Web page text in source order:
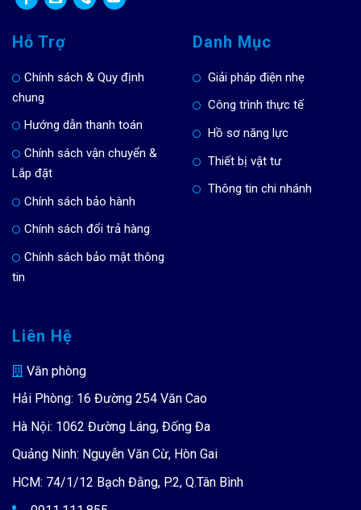
Hỗ Trợ
Chính sách & Quy định
chung
Hướng dẫn thanh toán
Chính sách vận chuyển &
Lắp đặt
Chính sách bảo hành
Chính sách đổi trả hàng
Chính sách bảo mật thông
tin
Danh Mục
Giải pháp điện nhẹ
Công trình thực tế
Hồ sơ năng lực
Thiết bị vật tư
Thông tin chi nhánh
Liên Hệ
Văn phòng
Hải Phòng: 16 Đường 254 Văn Cao
Hà Nội: 1062 Đường Láng, Đống Đa
Quảng Ninh: Nguyễn Văn Cừ, Hòn Gai
HCM: 74/1/12 Bạch Đằng, P.2, Q.Tân Bình